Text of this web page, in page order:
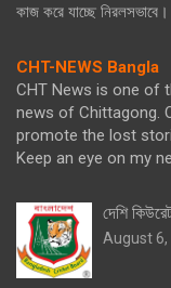
কাজ করে যাচ্ছে
CHT-NEWS Bangla
CHT News is one of
news of Chittagong.
promote the lost
Keep an eye on my
দেশি
August 6,